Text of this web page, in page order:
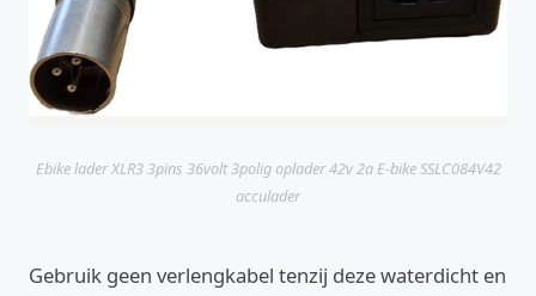
Ebike lader XLR3 3pins 36volt 3polig oplader 42v 2a E-bike SSLC084V42
acculader
Gebruik geen verlengkabel tenzij deze waterdicht en